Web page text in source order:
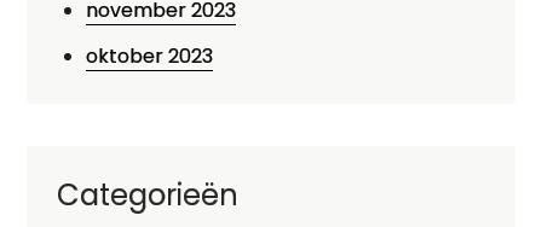
november 2023
oktober 2023
Categorieën